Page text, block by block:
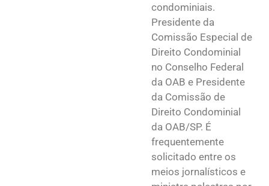
condominiais.
Presidente da
Comissão Especial de
Direito Condominial
no Conselho Federal
da OAB e Presidente
da Comissão de
Direito Condominial
da OAB/SP. É
frequentemente
solicitado entre os
meios jornalísticos e